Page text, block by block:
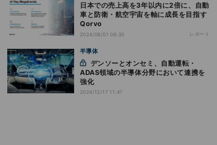
日本での売上高を3年以内に2倍に、自動
車と防衛・航空宇宙を軸に成長を目指す
Qorvo
2024/08/01 06:30 レポート
半導体
ADAS領域の半導体分野において連携を
強化
2024/12/17 11:47